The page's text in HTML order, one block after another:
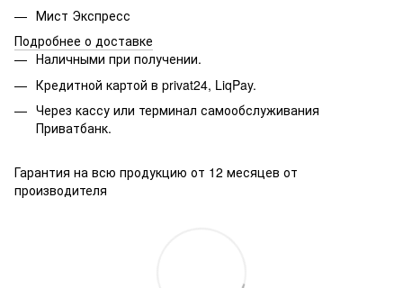
Мист Экспресс
Подробнее о доставке
Наличными при получении.
Кредитной картой в privat24, LiqPay.
Через кассу или терминал самообслуживания
Приватбанк.
Гарантия на всю продукцию от 12 месяцев от
производителя